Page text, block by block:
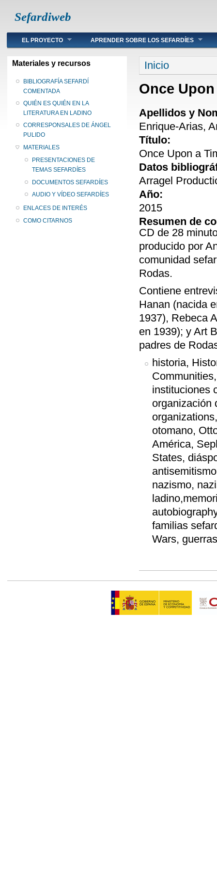
Sefardiweb
Main menu
EL PROYECTO APRENDER SOBRE LOS SEFARDÍES
Materiales y recursos
BIBLIOGRAFÍA SEFARDÍ
COMENTADA
QUIÉN ES QUIÉN EN LA
LITERATURA EN LADINO
CORRESPONSALES DE ÁNGEL
PULIDO
MATERIALES
PRESENTACIONES DE
TEMAS SEFARDÍES
DOCUMENTOS SEFARDÍES
AUDIO Y VÍDEO SEFARDÍES
ENLACES DE INTERÉS
COMO CITARNOS
Se encuentra
Inicio
Once
Apellidos y
Enrique-Arias,
Título:
Once Upon a
Datos
Arragel
Año:
2015
Resumen de
CD de 28
producido por
comunidad
Rodas.
Contiene
Hanan (nacida
1937), Rebeca
en 1939); y Art
padres de
historia,
instituciones
organización
otomano,
América,
States,
nazismo,
familias
Wars,